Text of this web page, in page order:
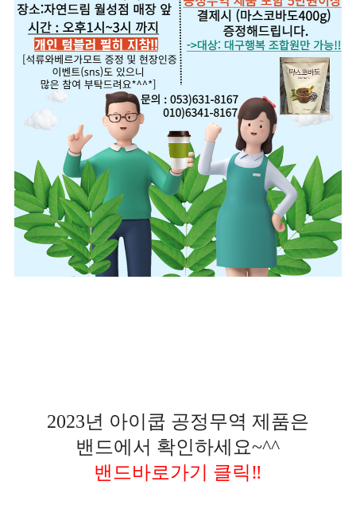
2023년 아이쿱 공정무역 제품은
밴드에서 확인하세요~^^
밴드바로가기 클릭‼️